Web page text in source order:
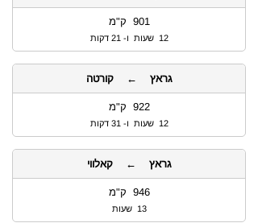
901 ק"מ
12 שעות ו- 21 דקות
גראץ ← קורטה
922 ק"מ
12 שעות ו- 31 דקות
גראץ ← קאלווי
946 ק"מ
13 שעות